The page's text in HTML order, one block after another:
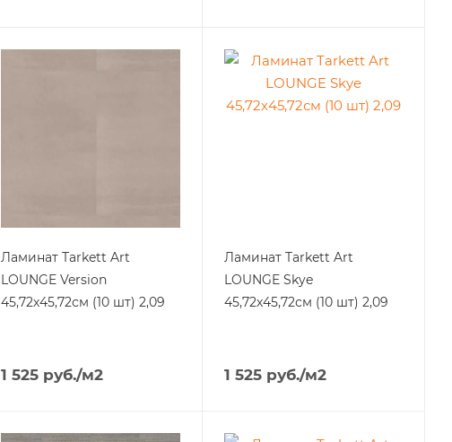
Ламинат Tarkett Art
LOUNGE Version
45,72х45,72см (10 шт) 2,09
1 525 руб./м2
Ламинат Tarkett Art
LOUNGE Skye
45,72х45,72см (10 шт) 2,09
1 525руб./м2